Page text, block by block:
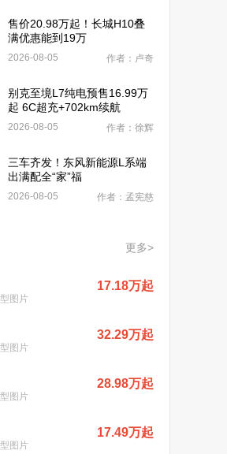
米SU7最安全，最差是
售价20.98万起！长城H10叠
满优惠能到19万
2026-08-05 作者：卢奇
别克至境L7纯电预售16.99万
起 6C超充+702km续航
2026-08-05 作者：徐辉
三车齐发！东风新能源L系端
出满配全“家”福
2026-08-05 作者：孟宪慈
更多>
图片
17.18万起
图片
32.29万起
图片
28.98万起
图片
17.49万起